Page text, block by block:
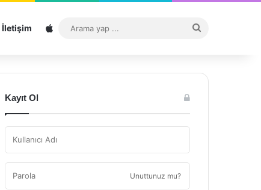
İletişim Sitemap
...
Kayıt Ol
Unuttunuz mu?